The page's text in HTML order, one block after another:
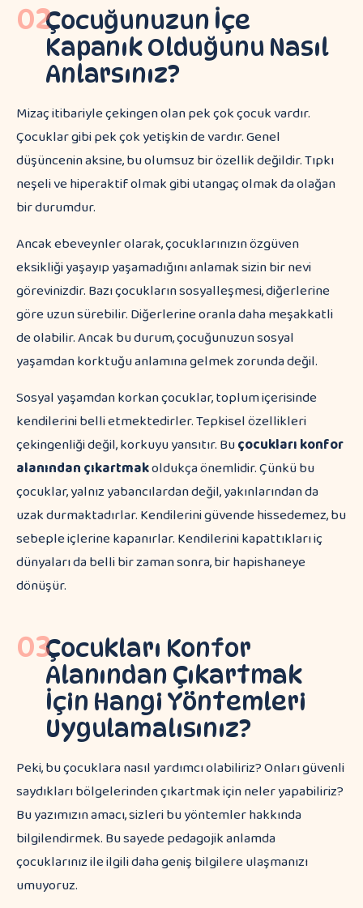
02Çocuğunuzun İçe
Kapanık Olduğunu Nasıl
Anlarsınız?
Mizaç itibariyle çekingen olan pek çok çocuk vardır.
Çocuklar gibi pek çok yetişkin de vardır. Genel
düşüncenin aksine, bu olumsuz bir özellik değildir. Tıpkı
neşeli ve hiperaktif olmak gibi utangaç olmak da olağan
bir durumdur.
Ancak ebeveynler olarak, çocuklarınızın özgüven
eksikliği yaşayıp yaşamadığını anlamak sizin bir nevi
görevinizdir. Bazı çocukların sosyalleşmesi, diğerlerine
göre uzun sürebilir. Diğerlerine oranla daha meşakkatli
de olabilir. Ancak bu durum, çocuğunuzun sosyal
yaşamdan korktuğu anlamına gelmek zorunda değil.
Sosyal yaşamdan korkan çocuklar, toplum içerisinde
kendilerini belli etmektedirler. Tepkisel özellikleri
çekingenliği değil, korkuyu yansıtır. Buçocukları konfor
alanından çıkartmakoldukça önemlidir. Çünkü bu
çocuklar, yalnız yabancılardan değil, yakınlarından da
uzak durmaktadırlar. Kendilerini güvende hissedemez, bu
sebeple içlerine kapanırlar. Kendilerini kapattıkları iç
dünyaları da belli bir zaman sonra, bir hapishaneye
dönüşür.
03Çocukları Konfor
Alanından Çıkartmak
İçin Hangi Yöntemleri
Uygulamalısınız?
Peki, bu çocuklara nasıl yardımcı olabiliriz? Onları güvenli
saydıkları bölgelerinden çıkartmak için neler yapabiliriz?
Bu yazımızın amacı, sizleri bu yöntemler hakkında
bilgilendirmek. Bu sayede pedagojik anlamda
çocuklarınız ile ilgili daha geniş bilgilere ulaşmanızı
umuyoruz.